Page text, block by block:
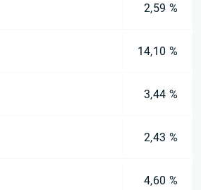
2,59 %
14,10 %
3,44 %
2,43 %
4,60 %